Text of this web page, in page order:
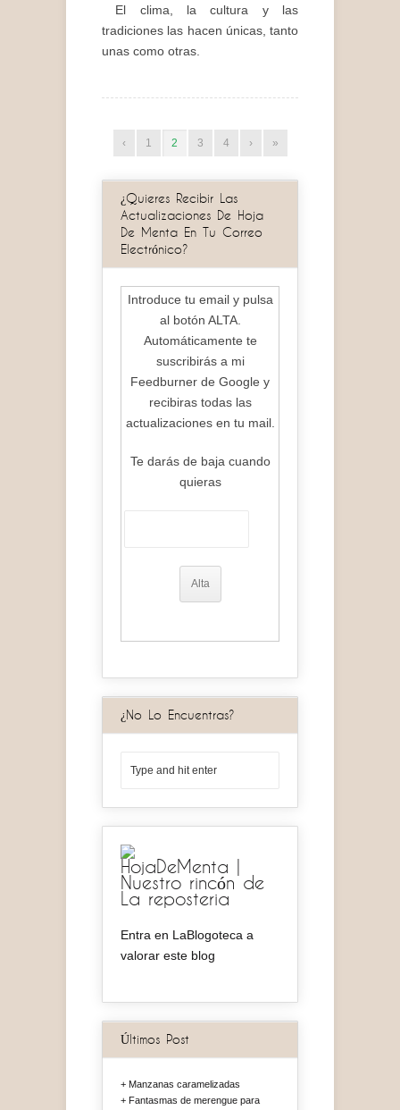
El clima, la cultura y las
tradiciones las hacen únicas, tanto
unas como otras.
‹ 1 2 3 4 › »
¿Quieres Recibir Las
Actualizaciones De Hoja
De Menta En Tu Correo
Electrónico?
Introduce tu email y pulsa
al botón ALTA.
Automáticamente te
suscribirás a mi
Feedburner de Google y
recibiras todas las
actualizaciones en tu mail.
Te darás de baja cuando
quieras
¿No Lo Encuentras?
HojaDeMenta |
Nuestro rincón de
La reposteria
Entra en LaBlogoteca a
valorar este blog
Últimos Post
Manzanas caramelizadas
Fantasmas de merengue para